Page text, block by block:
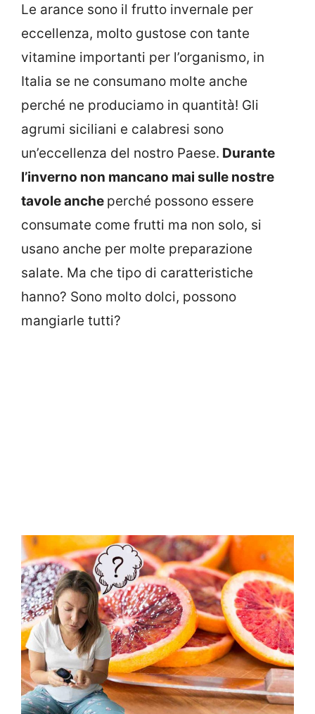
Le arance sono il frutto invernale per
eccellenza, molto gustose con tante
vitamine importanti per l’organismo, in
Italia se ne consumano molte anche
perché ne produciamo in quantità! Gli
agrumi siciliani e calabresi sono
un’eccellenza del nostro Paese. Durante
l’inverno non mancano mai sulle nostre
tavole anche perché possono essere
consumate come frutti ma non solo, si
usano anche per molte preparazione
salate. Ma che tipo di caratteristiche
hanno? Sono molto dolci, possono
mangiarle tutti?